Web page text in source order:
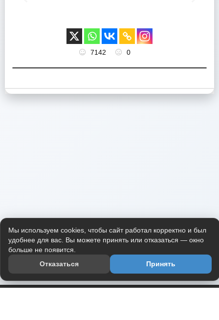
7142 0
Мы используем cookies, чтобы сайт работал корректно и был
удобнее для вас. Вы можете принять или отказаться — окно
больше не появится.
Отказаться
Принять